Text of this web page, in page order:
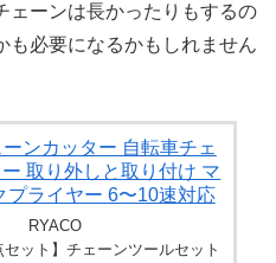
ェーンは長かったりもするの
も必要になるかもしれません
ンカッター 自転車チェ
取り外しと取り付け マ
プライヤー 6〜10速対応
RYACO
セット】チェーンツールセット